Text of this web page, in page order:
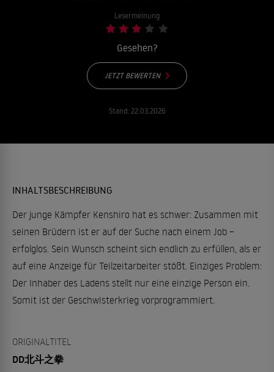
Lesermeinung
Gesehen?
JETZT BEWERTEN
Stand: 22.03.2026
INHALTSBESCHREIBUNG
Der junge Kämpfer Kenshiro hat es schwer: Zusammen mit
seinen Brüdern ist er auf der Suche nach einem Job –
erfolglos. Sein Wunsch scheint sich endlich zu erfüllen, als er
auf eine Anzeige für Teilzeitarbeiter stößt. Einziges Problem:
Der Inhaber des Ladens stellt nur eine einzige Person ein.
Somit ist der Geschwisterkrieg vorprogrammiert.
ORIGINALTITEL
DD北斗之拳